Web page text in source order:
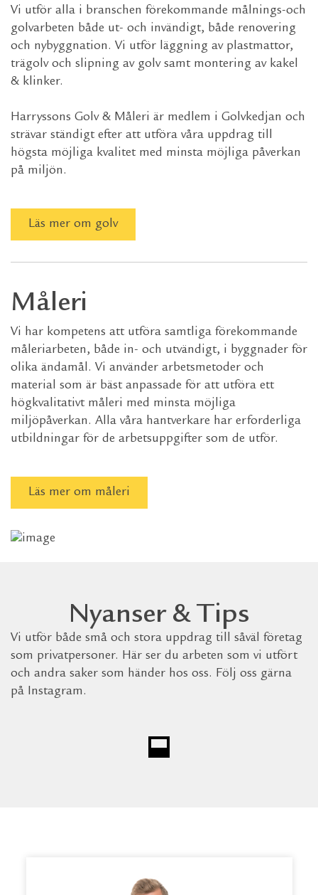
Vi utför alla i branschen förekommande målnings-och
golvarbeten både ut- och invändigt, både renovering
och nybyggnation. Vi utför läggning av plastmattor,
trägolv och slipning av golv samt montering av kakel
& klinker.
Harryssons Golv & Måleri är medlem i Golvkedjan och
strävar ständigt efter att utföra våra uppdrag till
högsta möjliga kvalitet med minsta möjliga påverkan
på miljön.
Läs mer om golv
Måleri
Vi har kompetens att utföra samtliga förekommande
måleriarbeten, både in- och utvändigt, i byggnader för
olika ändamål. Vi använder arbetsmetoder och
material som är bäst anpassade för att utföra ett
högkvalitativt måleri med minsta möjliga
miljöpåverkan. Alla våra hantverkare har erforderliga
utbildningar för de arbetsuppgifter som de utför.
Läs mer om måleri
Nyanser & Tips
Vi utför både små och stora uppdrag till såväl företag
som privatpersoner. Här ser du arbeten som vi utfört
och andra saker som händer hos oss. Följ oss gärna
på Instagram.